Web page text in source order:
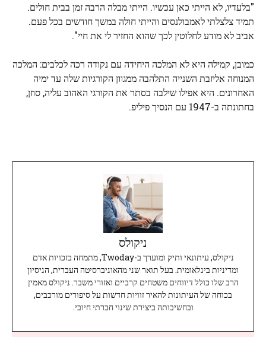
"בלעדיו, לא הייתי כאן עכשיו. הייתי מבלה הרבה זמן בבית חולים.
תמיד צלצלתי לאמבולנסים והייתי חולה במשך חודשים בכל פעם.
אביב לא מודע לחלוטין לכך שהוא החזיר לי את חיי".
כמובן, קמילה היא לא המלכה היחידה עם נקודה רכה לכלבים: המלכה
המנוחה אליזבת השנייה התלהבה ממגוון הקורגיות שלה עד ימיה
האחרונים. היא אפילו שילבה בסתר את הקורגי האהוב עליה, סוזן,
בחתונתה ב-1947 עם הנסיך פיליפ.
ניקולס
ניקולס, עיתונאי ותיק ומוערך ב-Twoday, מתמחה בזכויות אדם
ומדיניות בינלאומית. בעל תואר שני מהאוניברסיטה העברית, הניסיון
הרב שלו כולל דיווחים משטחים קרביים ואזורי משבר. ניקולס מאמין
בכוחה של העיתונות להאיר זוויות חדשות על סיפורים מורכבים,
ובחשיבותה ביצירת שינוי חברתי חיובי.